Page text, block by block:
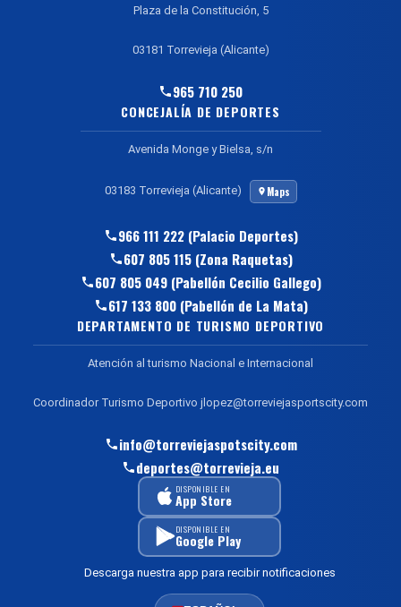
Plaza de la Constitución, 5
03181 Torrevieja (Alicante)
965 710 250
CONCEJALÍA DE DEPORTES
Avenida Monge y Bielsa, s/n
03183 Torrevieja (Alicante) Maps
966 111 222 (Palacio Deportes)
607 805 115 (Zona Raquetas)
607 805 049 (Pabellón Cecilio Gallego)
617 133 800 (Pabellón de La Mata)
DEPARTAMENTO DE TURISMO DEPORTIVO
Atención al turismo Nacional e Internacional
Coordinador Turismo Deportivo jlopez@torreviejasportscity.com
info@torreviejaspotscity.com
deportes@torrevieja.eu
DISPONIBLE EN
App Store
DISPONIBLE EN
Google Play
Descarga nuestra app para recibir notificaciones